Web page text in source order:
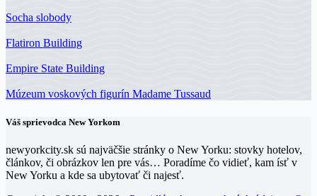
Socha slobody
Flatiron Building
Empire State Building
Múzeum voskových figurín Madame Tussaud
Váš sprievodca New Yorkom
newyorkcity.sk sú najväčšie stránky o New Yorku: stovky hotelov,
článkov, či obrázkov len pre vás… Poradíme čo vidieť, kam ísť v
New Yorku a kde sa ubytovať či najesť.